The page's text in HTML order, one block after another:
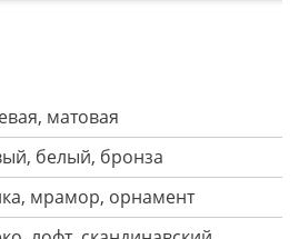
матовая
белый, бронза
мрамор, орнамент